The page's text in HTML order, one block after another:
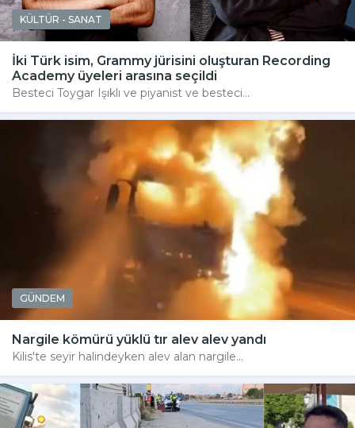
KÜLTÜR - SANAT
İki Türk isim, Grammy jürisini oluşturan Recording
Academy üyeleri arasına seçildi
Besteci Toygar Işıklı ve piyanist ve besteci...
GÜNDEM
Nargile kömürü yüklü tır alev alev yandı
Kilis'te seyir halindeyken alev alan nargile...